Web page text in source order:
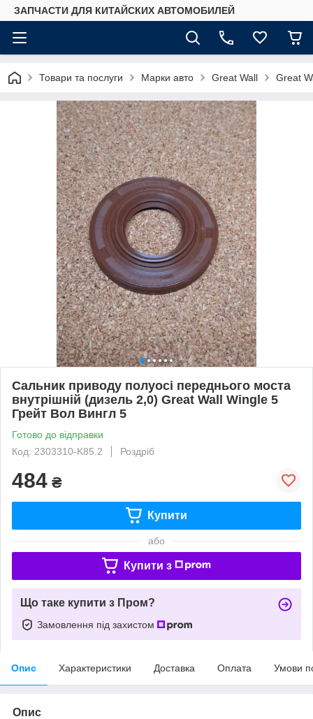
ЗАПЧАСТИ ДЛЯ КИТАЙСКИХ АВТОМОБИЛЕЙ
Товари та послуги Марки авто Great Wall Great
Сальник приводу полуосі переднього моста
внутрішній (дизель 2,0) Great Wall Wingle 5
Грейт Вол Вингл 5
Готово до відправки
Код: 2303310-K85.2
Роздріб
484 ₴
Купити
або
Купити з
Що таке купити з Пром?
Замовлення під захистом
Опис Характеристики Доставка Оплата Умови
Опис